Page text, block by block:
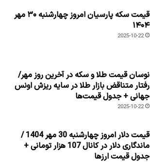
قیمت سکه پارسیان امروز چهارشنبه ۳۰ مهر
۱۴۰۴
2025-10-22
نوسان قیمت طلا و سکه در آخرین روز مهر/
رفتار متناقض بازار طلا در سایه ریزش اونس
جهانی + جدول قیمت‌ها
2025-10-22
قیمت دلار امروز چهارشنبه 30 مهر 1404 /
ماندگاری دلار در کانال 107 هزار تومانی +
جدول قیمت ارزها